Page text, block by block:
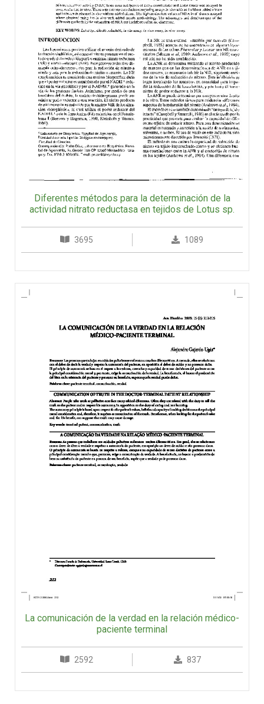
Diferentes métodos para la determinación de la
actividad nitrato reductasa en tejidos de Lotus sp.
3695 1089
La comunicación de la verdad en la relación médico-
paciente terminal
2592 837